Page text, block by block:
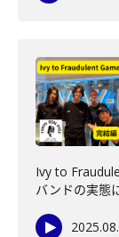
Ivy to
バンドの実態